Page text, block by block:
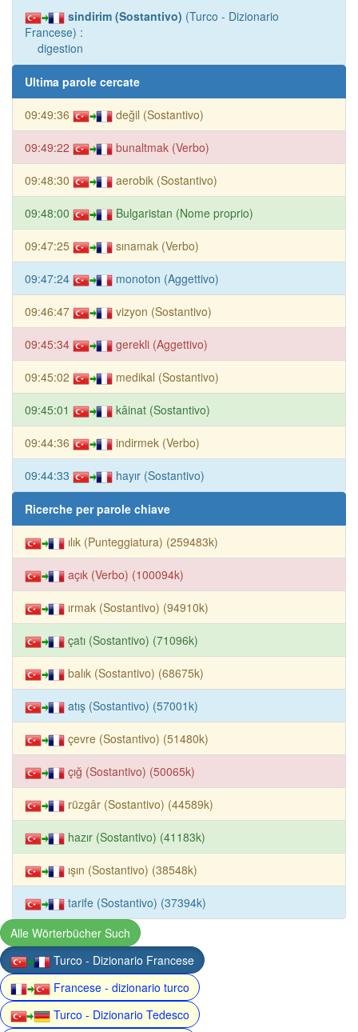
sindirim (Sostantivo) (Turco - Dizionario
Francese) :
digestion
Ultima parole cercate
09:49:36 değil (Sostantivo)
09:49:22 bunaltmak (Verbo)
09:48:30 aerobik (Sostantivo)
09:48:00 Bulgaristan (Nome proprio)
09:47:25 sınamak (Verbo)
09:47:24 monoton (Aggettivo)
09:46:47 vizyon (Sostantivo)
09:45:34 gerekli (Aggettivo)
09:45:02 medikal (Sostantivo)
09:45:01 kâinat (Sostantivo)
09:44:36 indirmek (Verbo)
09:44:33 hayır (Sostantivo)
Ricerche per parole chiave
ılık (Punteggiatura) (259483k)
açık (Verbo) (100094k)
ırmak (Sostantivo) (94910k)
çatı (Sostantivo) (71096k)
balık (Sostantivo) (68675k)
atış (Sostantivo) (57001k)
çevre (Sostantivo) (51480k)
çığ (Sostantivo) (50065k)
rüzgâr (Sostantivo) (44589k)
hazır (Sostantivo) (41183k)
ışın (Sostantivo) (38548k)
tarife (Sostantivo) (37394k)
Alle Wörterbücher Such
Turco - Dizionario Francese
Francese - dizionario turco
Turco - Dizionario Tedesco